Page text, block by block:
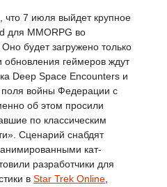
что 7 июля выйдет крупное
для MMORPG во
будет загружено только
геймеров ждут
Deep Space Encounters и
войны Федерации с
об этом просили
по классическим
Сценарий снабдят
кат-
разработчики для
в Star Trek Online